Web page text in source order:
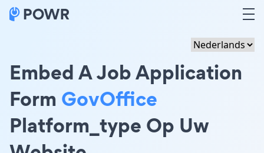
Embed A Job Application
Form GovOffice
Platform_type Op Uw